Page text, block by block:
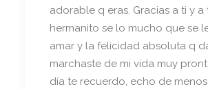
adorable q eras. Gracias a ti y a
hermanito se lo mucho que se
amar y la felicidad absoluta q
marchaste de mi vida muy
día te recuerdo, echo de menos